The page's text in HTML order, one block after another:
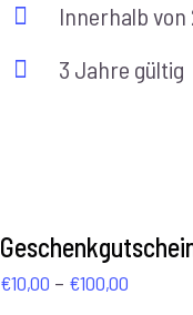
Innerhalb
3 Jahre gültig
€10,00 – €100,00